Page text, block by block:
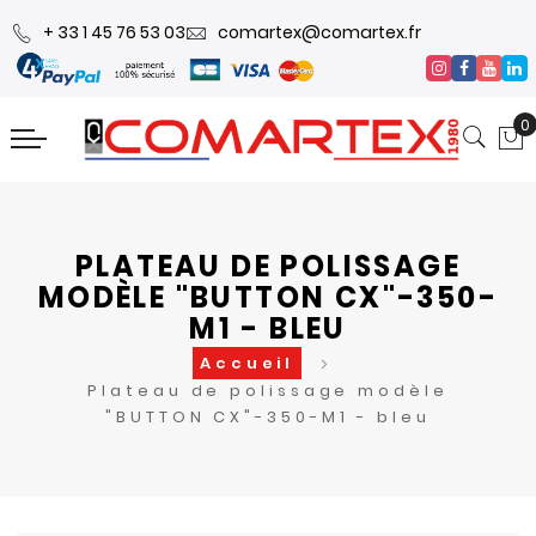
+ 33 1 45 76 53 03 comartex@comartex.fr
0
PLATEAU DE POLISSAGE
MODÈLE "BUTTON CX"-350-
M1 - BLEU
Accueil
Plateau de polissage modèle
"BUTTON CX"-350-M1 - bleu